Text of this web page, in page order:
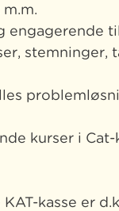
engagerende
stemninger,
kurser i
kasse er